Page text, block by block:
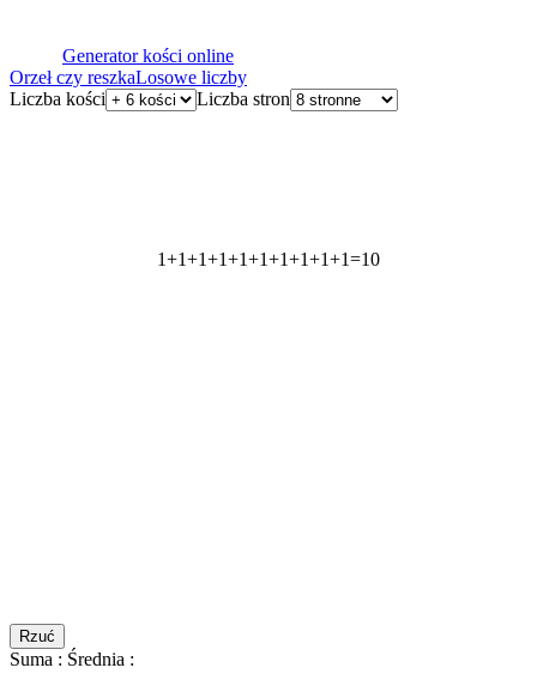
Generator kości online
Orzeł czy reszkaLosowe liczby
Liczba kości
Liczba stron
1+1+1+1+1+1+1+1+1+1=10
Rzuć
Suma : Średnia :